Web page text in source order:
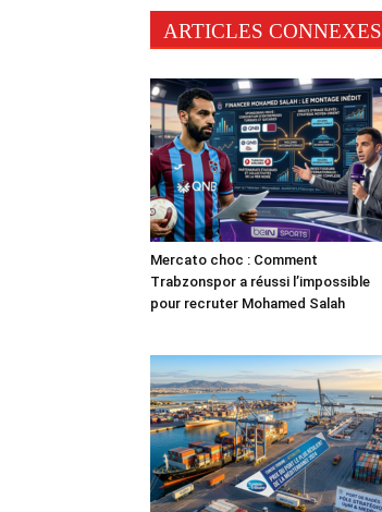
ARTICLES CONNEXES
Mercato choc : Comment
Trabzonspor a réussi l’impossible
pour recruter Mohamed Salah